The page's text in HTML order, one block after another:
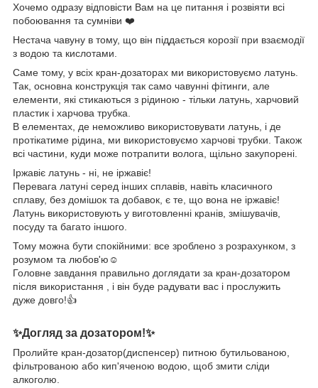
Хочемо одразу відповісти Вам на це питання і розвіяти всі
побоювання та сумніви ❤️
Нестача чавуну в тому, що він піддається корозії при взаємодії
з водою та кислотами.
Саме тому, у всіх кран-дозаторах ми використовуємо латунь.
Так, основна конструкція так само чавунні фітинги, але
елементи, які стикаються з рідиною - тільки латунь, харчовий
пластик і харчова трубка.
В елементах, де неможливо використовувати латунь, і де
протікатиме рідина, ми використовуємо харчові трубки. Також
всі частини, куди може потрапити волога, щільно закупорені.
Іржавіє латунь - ні, не іржавіє!
Перевага латуні серед інших сплавів, навіть класичного
сплаву, без домішок та добавок, є те, що вона не іржавіє!
Латунь використовують у виготовленні кранів, змішувачів,
посуду та багато іншого.
Тому можна бути спокійними: все зроблено з розрахунком, з
розумом та любов'ю☺️
Головне завдання правильно доглядати за кран-дозатором
після використання , і він буде радувати вас і прослужить
дуже довго!👍
✨Догляд за дозатором!✨
Пролийте кран-дозатор(диспенсер) питною бутильованою,
фільтрованою або кип'яченою водою, щоб змити сліди
алкоголю.